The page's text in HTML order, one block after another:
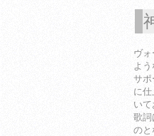
ヴ
よ
サポ
に
い
歌詞
のと